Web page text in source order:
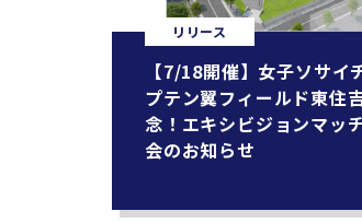
リリース
【7/18開催】女子ソサイ
プテン翼フィールド東住
念！エキシビジョンマッ
会のお知らせ